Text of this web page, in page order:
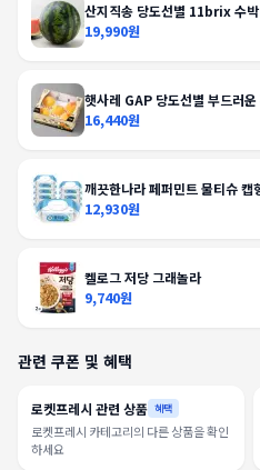
산지직송 당도선별 11brix 수박
19,990원
햇사레 GAP 당도선별 부드러
16,440원
깨끗한나라 페퍼민트 물티슈 캡
12,930원
켈로그 저당 그래놀라
9,740원
관련 쿠폰 및 혜택
로켓프레시 관련 상품 혜택
로켓프레시 카테고리의 다른 상품을 확인
하세요